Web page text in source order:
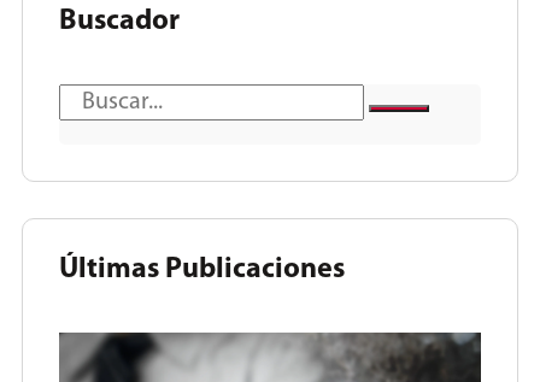
Buscador
Últimas Publicaciones